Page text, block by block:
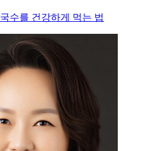
수를 건강하게 먹는 법